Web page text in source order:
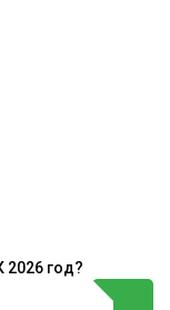
2026 год?